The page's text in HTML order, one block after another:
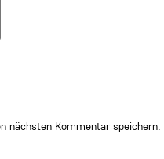
nächsten Kommentar speichern.